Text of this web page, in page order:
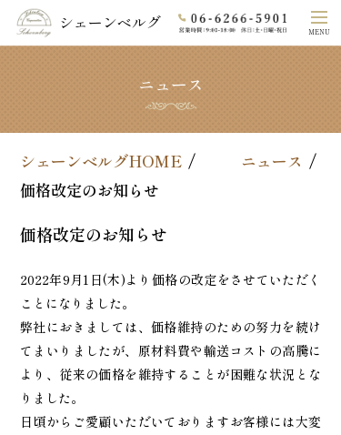
MENU
シェーンベルグ
ホーム
シェーンベルグのこだわり
よくあるご質問
法⼈の⽅へ
ニュース
シェーンベルグHOME
ニュース
価格改定のお知らせ
価格改定のお知らせ
2022年9月1日(木)より価格の改定をさせていただく
ことになりました。
弊社におきましては、価格維持のための努力を続け
てまいりましたが、原材料費や輸送コストの高騰に
より、従来の価格を維持することが困難な状況とな
りました。
日頃からご愛顧いただいておりますお客様には大変